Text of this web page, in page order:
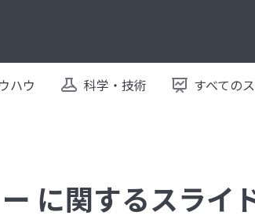
ハウ 科学・技術 すべての
に関するスライ